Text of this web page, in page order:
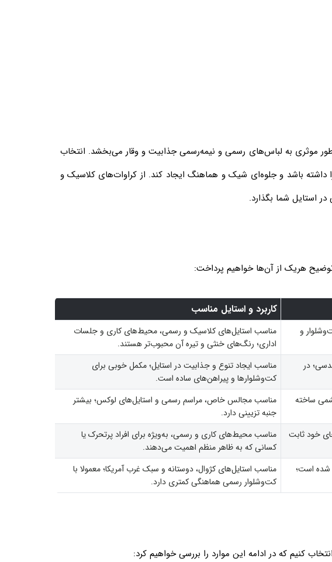
موثری به لباس‌های رسمی و نیمه‌رسمی جذابیت و وقار می‌بخشد. انتخاب
داشته باشد و جلوه‌ای شیک و هماهنگ ایجاد کند. از کراوات‌های کلاسیک و
استایل شما بگذارد.
هریک از آن‌ها خواهیم پرداخت:
کاربرد و استایل مناسب
و
مناسب استایل‌های کلاسیک و رسمی، محیط‌های کاری و جلسات
اداری؛ رنگ‌های خنثی و تیره آن محبوب‌تر هستند.
در
مناسب ایجاد تنوع و جذابیت در استایل؛ مکمل خوبی برای
کت‌وشلوارها و پیراهن‌های ساده است.
ساخته
مناسب مجالس خاص، مراسم رسمی و استایل‌های لوکس؛ بیشتر
جنبه تزیینی دارد.
خود ثابت
مناسب محیط‌های کاری و رسمی، به‌ویژه برای افراد پرتحرک یا
کسانی که به ظاهر منظم اهمیت می‌دهند.
شده است؛
مناسب استایل‌های کژوال، دوستانه و سبک غرب آمریکا؛ معمولا با
کت‌وشلوار رسمی هماهنگی کمتری دارد.
کنیم که در ادامه این موارد را بررسی خواهیم کرد: